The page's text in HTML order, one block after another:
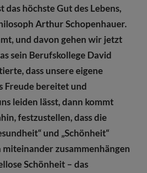
das höchste Gut des Lebens,
Arthur Schopenhauer.
und davon gehen wir jetzt
sein Berufskollege David
dass unsere eigene
Freude bereitet und
leiden lässt, dann kommt
festzustellen, dass die
und „Schönheit“
zusammenhängen
Schönheit – das